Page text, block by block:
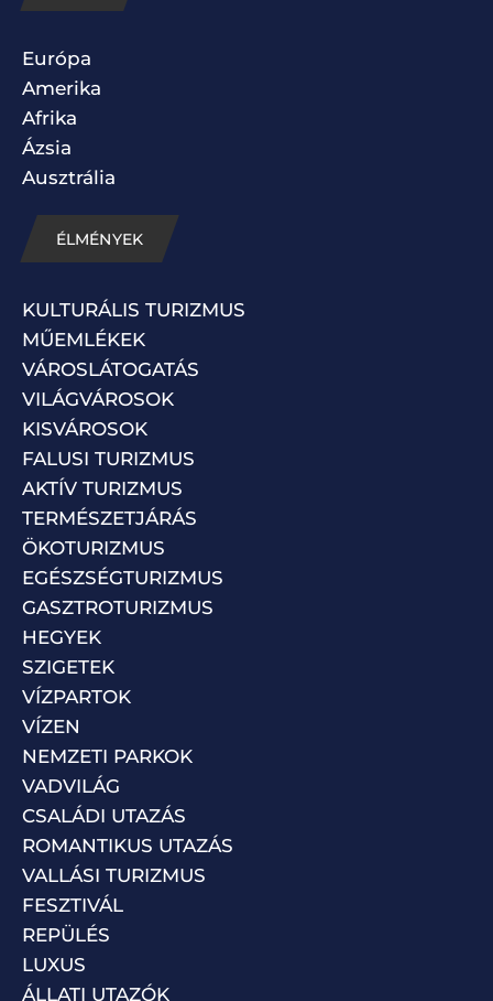
Európa
Amerika
Afrika
Ázsia
Ausztrália
ÉLMÉNYEK
KULTURÁLIS TURIZMUS
MŰEMLÉKEK
VÁROSLÁTOGATÁS
VILÁGVÁROSOK
KISVÁROSOK
FALUSI TURIZMUS
AKTÍV TURIZMUS
TERMÉSZETJÁRÁS
ÖKOTURIZMUS
EGÉSZSÉGTURIZMUS
GASZTROTURIZMUS
HEGYEK
SZIGETEK
VÍZPARTOK
VÍZEN
NEMZETI PARKOK
VADVILÁG
CSALÁDI UTAZÁS
ROMANTIKUS UTAZÁS
VALLÁSI TURIZMUS
FESZTIVÁL
REPÜLÉS
LUXUS
ÁLLATI UTAZÓK